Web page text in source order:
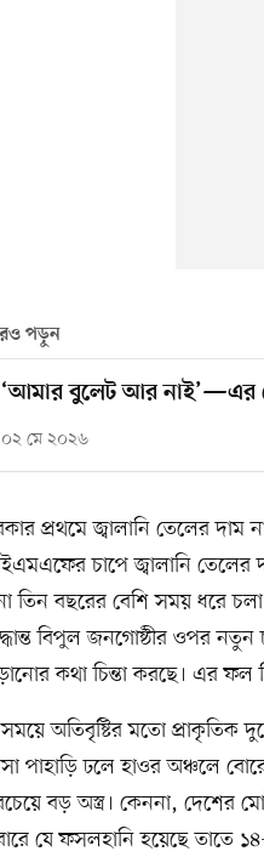
পড়ুন
‘আমার বুলেট আর নাই’—এর
০২ মে ২০২৬
প্রথমে জ্বালানি তেলের দাম
চাপে জ্বালানি তেলের
তিন বছরের বেশি সময় ধরে
বিপুল জনগোষ্ঠীর ওপর
কথা চিন্তা করছে। এর ফল
অতিবৃষ্টির মতো প্রাকৃতিক
পাহাড়ি ঢলে হাওর অঞ্চলে
বড় অস্ত্র। কেননা, দেশের
যে ফসলহানি হয়েছে তাতে